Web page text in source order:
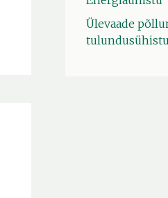
Ülevaade